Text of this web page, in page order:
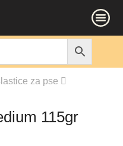
za pse
115gr